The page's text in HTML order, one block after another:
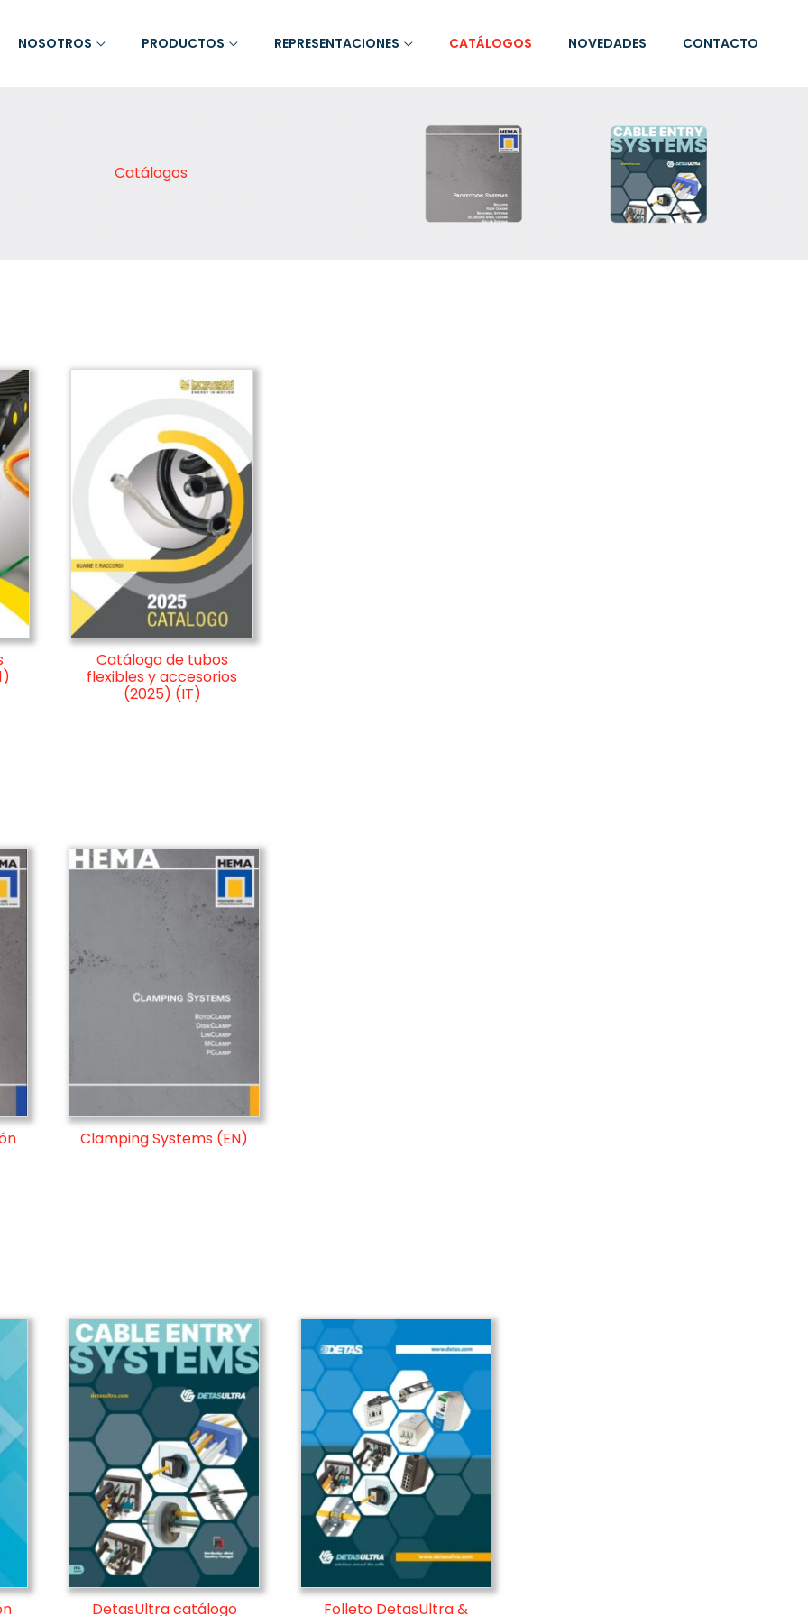
NOSOTROS PRODUCTOS REPRESENTACIONES CATÁLOGOS NOVEDADES CONTACTO
Catálogos
Catálogo de tubos
flexibles y accesorios
(2025) (IT)
Clamping Systems (EN)
DetasUltra catálogo
Folleto DetasUltra &